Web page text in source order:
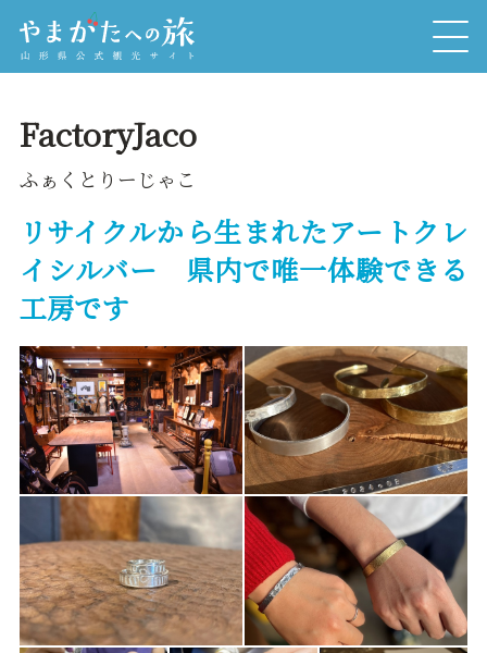
FactoryJaco
ふぁくとりーじゃこ
リサイクルから生まれたアートクレ
イシルバー 県内で唯一体験できる
工房です